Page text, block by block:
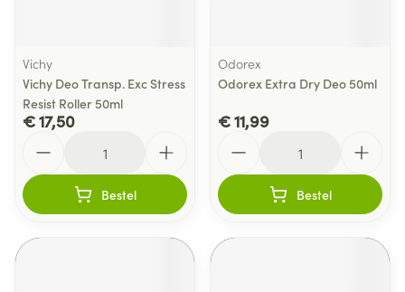
Vichy
Vichy Deo Transp. Exc Stress
Resist Roller 50ml
€ 17,50
Bestel
Odorex
Odorex Extra Dry Deo 50ml
€ 11,99
Bestel